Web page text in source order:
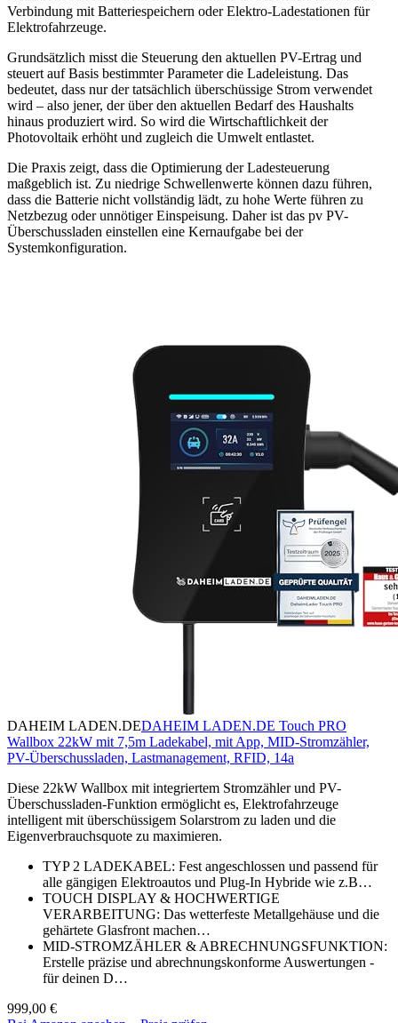
Verbindung mit Batteriespeichern oder Elektro-Ladestationen für
Elektrofahrzeuge.
Grundsätzlich misst die Steuerung den aktuellen PV-Ertrag und
steuert auf Basis bestimmter Parameter die Ladeleistung. Das
bedeutet, dass nur der tatsächlich überschüssige Strom verwendet
wird – also jener, der über den aktuellen Bedarf des Haushalts
hinaus produziert wird. So wird die Wirtschaftlichkeit der
Photovoltaik erhöht und zugleich die Umwelt entlastet.
Die Praxis zeigt, dass die Optimierung der Ladesteuerung
maßgeblich ist. Zu niedrige Schwellenwerte können dazu führen,
dass die Batterie nicht vollständig lädt, zu hohe Werte führen zu
Netzbezug oder unnötiger Einspeisung. Daher ist das pv PV-
Überschussladen einstellen eine Kernaufgabe bei der
Systemkonfiguration.
DAHEIM LADEN.DEDAHEIM LADEN.DE Touch PRO
Wallbox 22kW mit 7,5m Ladekabel, mit App, MID-Stromzähler,
PV-Überschussladen, Lastmanagement, RFID, 14a
Diese 22kW Wallbox mit integriertem Stromzähler und PV-
Überschussladen-Funktion ermöglicht es, Elektrofahrzeuge
intelligent mit überschüssigem Solarstrom zu laden und die
Eigenverbrauchsquote zu maximieren.
TYP 2 LADEKABEL: Fest angeschlossen und passend für
alle gängigen Elektroautos und Plug-In Hybride wie z.B…
TOUCH DISPLAY & HOCHWERTIGE
VERARBEITUNG: Das wetterfeste Metallgehäuse und die
gehärtete Glasfront machen…
MID-STROMZÄHLER & ABRECHNUNGSFUNKTION:
Erstelle präzise und abrechnungskonforme Auswertungen -
für deinen D…
999,00 €